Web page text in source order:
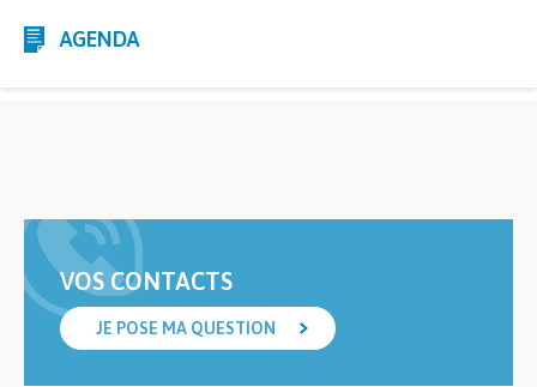
AGENDA
VOS CONTACTS
JE POSE MA QUESTION